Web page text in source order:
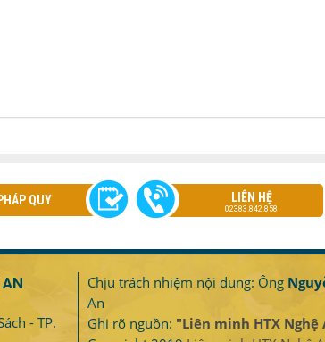
QUY LIÊN HỆ
02383.842.858
- TP.
Chịu trách nhiệm nội dung: Ông
An
Ghi rõ nguồn: "Liên minh HTX Nghệ